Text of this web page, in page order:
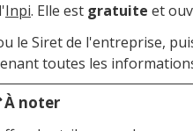
Inpi. Elle est gratuite et
le Siret de l'entreprise,
toutes les
À noter